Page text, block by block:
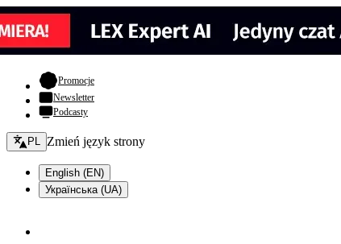
Promocje- otwiera się w nowej karcie
Newsletter
Podcasty
Zmień język - bieżący:
PL Zmień język strony
English (EN)
Українська (UA)